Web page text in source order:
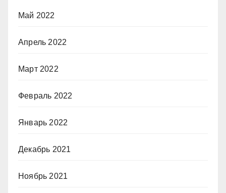
Май 2022
Апрель 2022
Март 2022
Февраль 2022
Январь 2022
Декабрь 2021
Ноябрь 2021